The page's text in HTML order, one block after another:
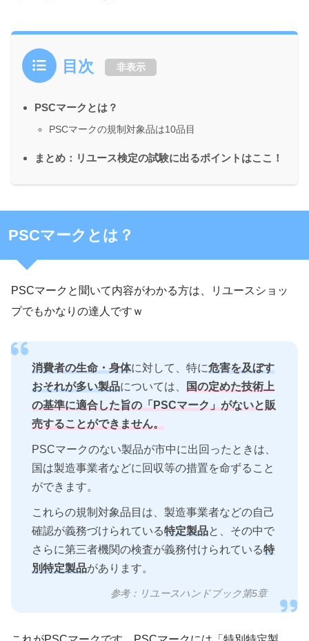
目次 非表示
PSCマークとは？
PSCマークの規制対象品は10品目
まとめ：リユース検定の試験に出るポイントはここ！
PSCマークとは？
PSCマークと聞いて内容がわかる方は、リユースショッ
プでもかなりの達人ですｗ
消費者の生命・身体に対して、特に危害を及ぼす
おそれが多い製品については、 国の定めた技術上
の基準に適合した旨の「PSCマーク」がないと販
売することができません。
PSCマークのない製品が市中に出回ったときは、
国は製造事業者などに回収等の措置を命ずること
ができます。
これらの規制対象品目は、製造事業者などの自己
確認が義務づけられている特定製品と、その中で
さらに第三者機関の検査が義務付けられている特
別特定製品があります。
参考：リユースハンドブック第5章